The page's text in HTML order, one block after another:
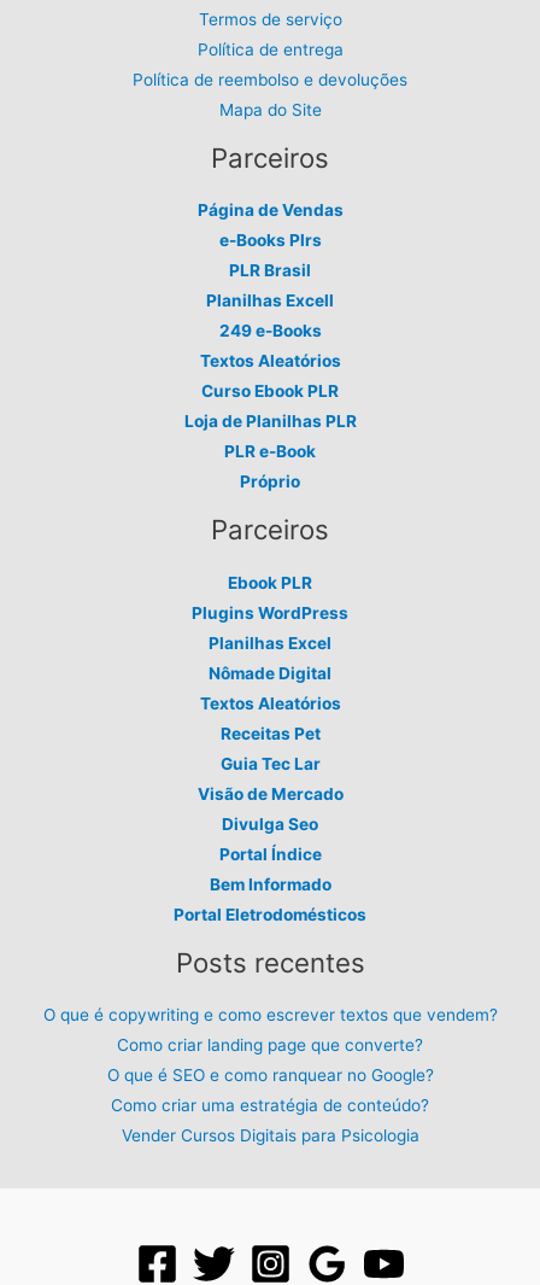
Termos de serviço
Política de entrega
Política de reembolso e devoluções
Mapa do Site
Parceiros
Página de Vendas
e-Books Plrs
PLR Brasil
Planilhas Excell
249 e-Books
Textos Aleatórios
Curso Ebook PLR
Loja de Planilhas PLR
PLR e-Book
Próprio
Parceiros
Ebook PLR
Plugins WordPress
Planilhas Excel
Nômade Digital
Textos Aleatórios
Receitas Pet
Guia Tec Lar
Visão de Mercado
Divulga Seo
Portal Índice
Bem Informado
Portal Eletrodomésticos
Posts recentes
O que é copywriting e como escrever textos que vendem?
Como criar landing page que converte?
O que é SEO e como ranquear no Google?
Como criar uma estratégia de conteúdo?
Vender Cursos Digitais para Psicologia